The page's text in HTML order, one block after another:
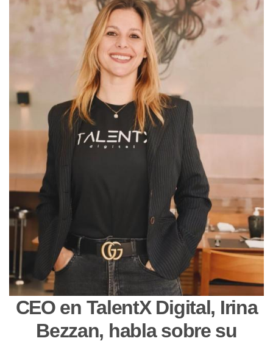
CEO en TalentX Digital, Irina
Bezzan, habla sobre su